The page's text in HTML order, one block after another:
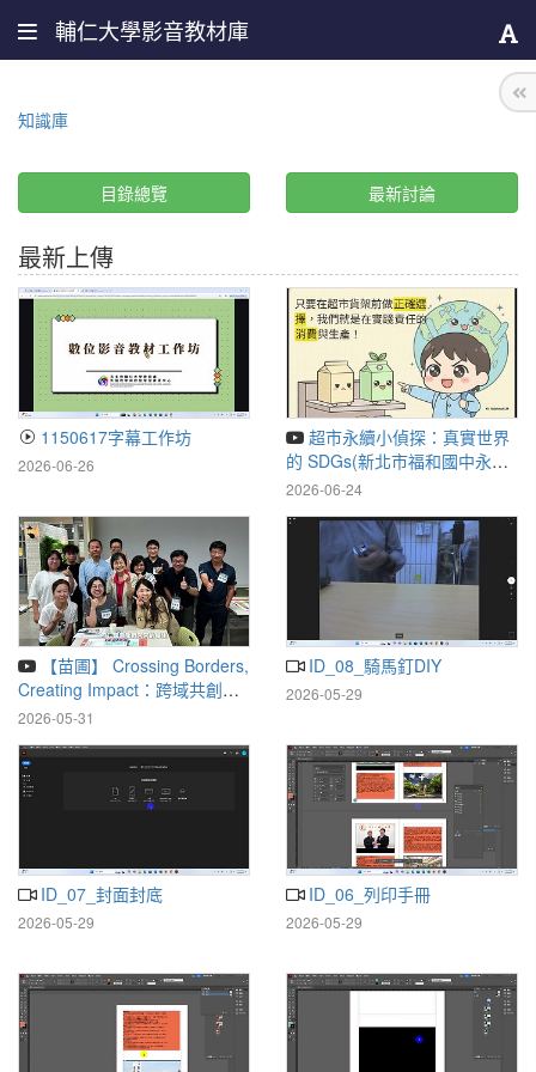
輔仁大學影音教材庫
知識庫
目錄總覽 最新討論
最新上傳
1150617字幕工作坊
2026-06-26
超市永續小偵探：真實世界
的 SDGs(新北市福和國中永續
教育的探究與實作)
2026-06-24
Creating Impact：跨域共創成
果展松山文創園區1號倉庫
2026-05-31
ID_08_騎馬釘DIY
2026-05-29
ID_07_封面封底
2026-05-29
ID_06_列印手冊
2026-05-29